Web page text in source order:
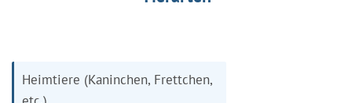
Heimtiere (Kaninchen, Frettchen,